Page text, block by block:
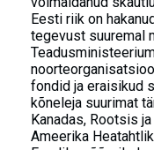
Eesti riik on
tegevust suuremal
fondid ja eraisikud
kõneleja suurimat
Kanadas, Rootsis
Ameerika